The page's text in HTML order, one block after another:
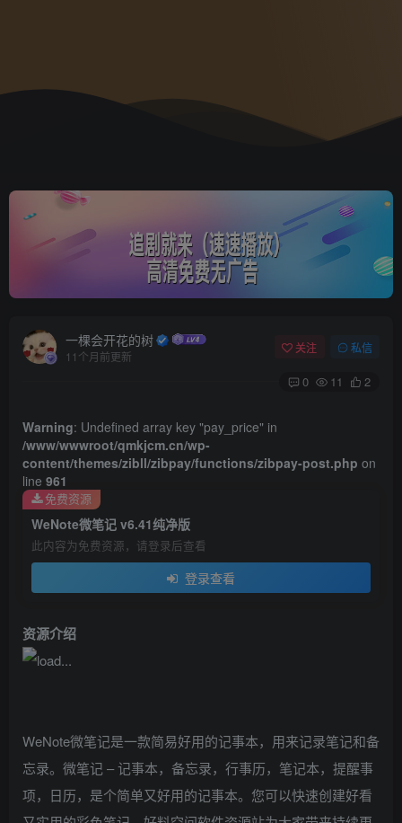
一棵会开花的树
11个月前更新
关注 私信
0 11 2
Warning: Undefined array key "pay_price" in
/www/wwwroot/qmkjcm.cn/wp-
content/themes/zibll/zibpay/functions/zibpay-post.php on
line 961
WeNote微笔记 v6.41纯净版
此内容为免费资源，请登录后查看
登录查看
免费资源
资源介绍
WeNote微笔记是一款简易好用的记事本，用来记录笔记和备
忘录。微笔记 – 记事本，备忘录，行事历，笔记本，提醒事
项，日历，是个简单又好用的记事本。您可以快速创建好看